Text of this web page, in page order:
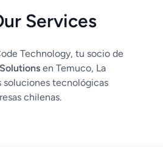
Services
Technology, tu socio de
en Temuco, La
soluciones tecnológicas
chilenas.